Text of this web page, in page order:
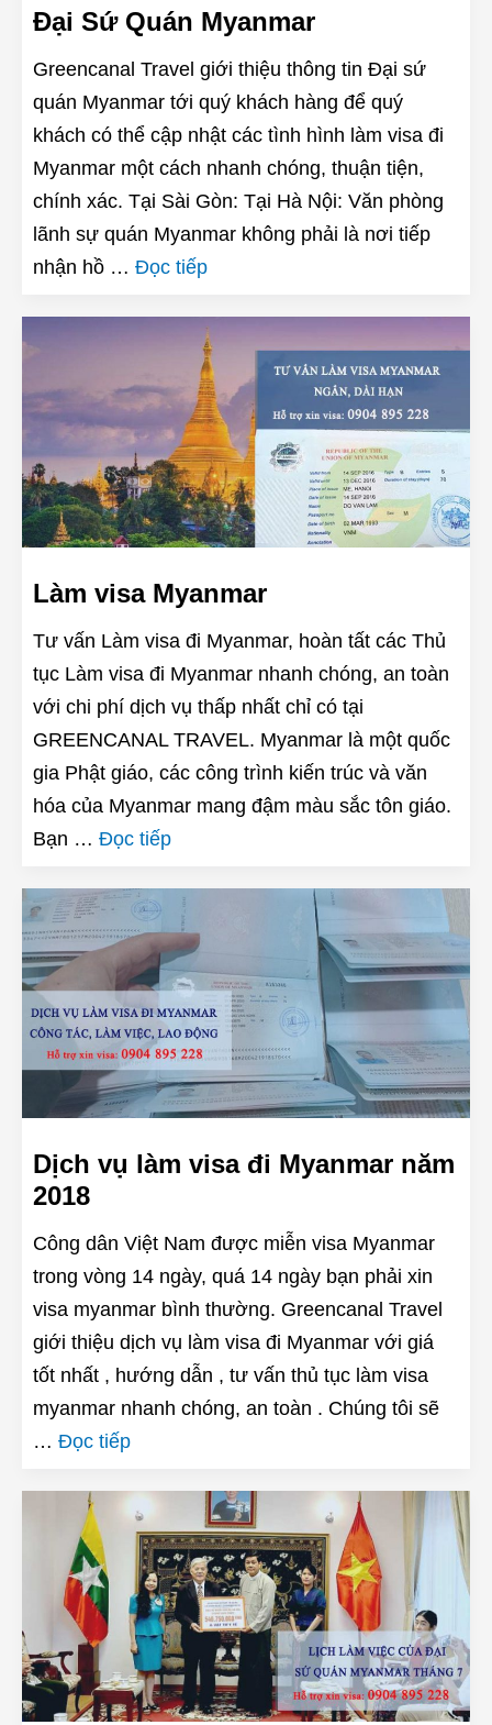
Đại Sứ Quán Myanmar
Greencanal Travel giới thiệu thông tin Đại sứ
quán Myanmar tới quý khách hàng để quý
khách có thể cập nhật các tình hình làm visa đi
Myanmar một cách nhanh chóng, thuận tiện,
chính xác. Tại Sài Gòn: Tại Hà Nội: Văn phòng
lãnh sự quán Myanmar không phải là nơi tiếp
nhận hồ … Đọc tiếp
Làm visa Myanmar
Tư vấn Làm visa đi Myanmar, hoàn tất các Thủ
tục Làm visa đi Myanmar nhanh chóng, an toàn
với chi phí dịch vụ thấp nhất chỉ có tại
GREENCANAL TRAVEL. Myanmar là một quốc
gia Phật giáo, các công trình kiến trúc và văn
hóa của Myanmar mang đậm màu sắc tôn giáo.
Bạn … Đọc tiếp
Dịch vụ làm visa đi Myanmar năm
2018
Công dân Việt Nam được miễn visa Myanmar
trong vòng 14 ngày, quá 14 ngày bạn phải xin
visa myanmar bình thường. Greencanal Travel
giới thiệu dịch vụ làm visa đi Myanmar với giá
tốt nhất , hướng dẫn , tư vấn thủ tục làm visa
myanmar nhanh chóng, an toàn . Chúng tôi sẽ
… Đọc tiếp